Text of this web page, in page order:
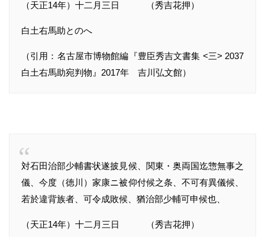
（天正14年）十二月三日 （秀吉花押）
白土右馬助とのへ
（引用：名古屋市博物館編『豊臣秀吉文書集 <三> 2037
白土右馬助宛判物』2017年 吉川弘文館）
対石田治部少輔書状遂披見候、関東・奥両国迄惣無事之
儀、今度（徳川）家康ニ被仰付候之条、不可有異儀候、
若於違背族者、可令成敗候、猶治部少輔可申候也、
（天正14年）十二月三日 （秀吉花押）